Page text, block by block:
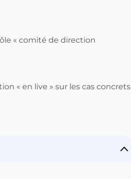
« comité de direction
« en live » sur les cas concrets